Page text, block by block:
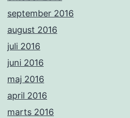
september 2016
august 2016
juli 2016
juni 2016
maj 2016
april 2016
marts 2016